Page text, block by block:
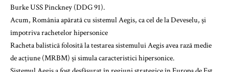
Burke USS Pinckney (DDG 91).
Acum, România apărată cu sistemul Aegis, ca cel de la Deveselu, și
împotriva rachetelor hipersonice
Racheta balistică folosită la testarea sistemului Aegis avea rază medie
de acțiune (MRBM) și simula caracteristici hipersonice.